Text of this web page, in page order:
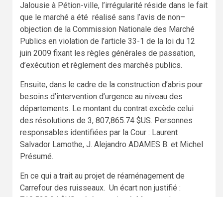
Jalousie à Pétion-ville, l’irrégularité réside dans le fait
que le marché a été réalisé sans l’avis de non–
objection de la Commission Nationale des Marché
Publics en violation de l’article 33-1 de la loi du 12
juin 2009 fixant les règles générales de passation,
d’exécution et règlement des marchés publics.
Ensuite, dans le cadre de la construction d’abris pour
besoins d’intervention d’urgence au niveau des
départements. Le montant du contrat excède celui
des résolutions de 3, 807,865.74 $US. Personnes
responsables identifiées par la Cour : Laurent
Salvador Lamothe, J. Alejandro ADAMES B. et Michel
Présumé.
En ce qui a trait au projet de réaménagement de
Carrefour des ruisseaux. Un écart non justifié :